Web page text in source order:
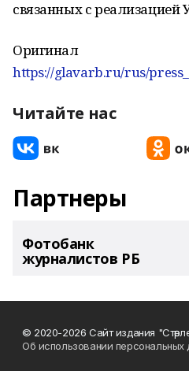
связанных с реализацией
Оригинал
https://glavarb.ru/rus/
Читайте нас
Партнеры
Фотобанк
журналистов РБ
© 2020-2026 Сайт издания
Об использовании персональных